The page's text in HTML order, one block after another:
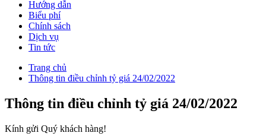
Hướng dẫn
Biểu phí
Chính sách
Dịch vụ
Tin tức
Trang chủ
Thông tin điều chỉnh tỷ giá 24/02/2022
Thông tin điều chỉnh tỷ giá 24/02/2022
Kính gửi Quý khách hàng!